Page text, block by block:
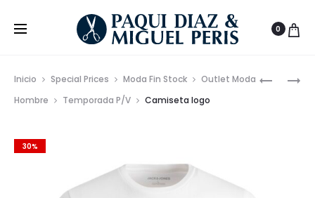
0
ZAPATO
Inicio Special Prices Moda Fin Stock
Outlet Moda
Hombre
Temporada P/V Camiseta logo
30%